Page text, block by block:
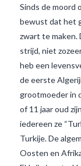
Sinds de moord
bewust dat het
zwart te maken.
strijd, niet
heb een
de eerste
grootmoeder in
of 11 jaar oud
iedereen ze
Turkije. De
Oosten en